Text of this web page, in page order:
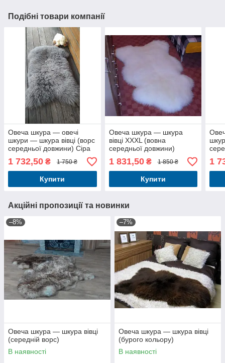
Подібні товари компанії
Овеча шкура — овечі
шкури — шкура вівці (ворс
середньої довжини) Сіра
1 732,50 ₴ 1 750 ₴
Купити
Овеча шкура — шкура
вівці XXXL (вовна
середньої довжини)
1 831,50₴ 1 850 ₴
Купити
1
Акційні пропозиції та новинки
–8%
Овеча шкура — шкура вівці
(середній ворс)
В наявності
–7%
Овеча шкура — шкура вівці
(бурого кольору)
В наявності